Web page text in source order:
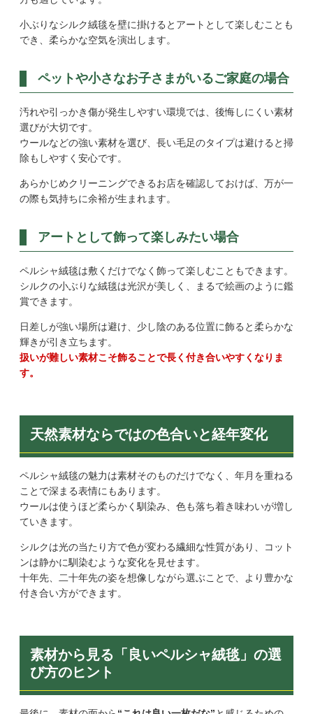
小ぶりなシルク絨毯を壁に掛けるとアートとして楽しむことも
でき、柔らかな空気を演出します。
ペットや小さなお子さまがいるご家庭の場合
汚れや引っかき傷が発生しやすい環境では、後悔しにくい素材
選びが大切です。
ウールなどの強い素材を選び、長い毛足のタイプは避けると掃
除もしやすく安心です。
あらかじめクリーニングできるお店を確認しておけば、万が一
の際も気持ちに余裕が生まれます。
アートとして飾って楽しみたい場合
ペルシャ絨毯は敷くだけでなく飾って楽しむこともできます。
シルクの小ぶりな絨毯は光沢が美しく、まるで絵画のように鑑
賞できます。
日差しが強い場所は避け、少し陰のある位置に飾ると柔らかな
輝きが引き立ちます。
扱いが難しい素材こそ飾ることで長く付き合いやすくなりま
す。
天然素材ならではの色合いと経年変化
ペルシャ絨毯の魅力は素材そのものだけでなく、年月を重ねる
ことで深まる表情にもあります。
ウールは使うほど柔らかく馴染み、色も落ち着き味わいが増し
ていきます。
シルクは光の当たり方で色が変わる繊細な性質があり、コット
ンは静かに馴染むような変化を見せます。
十年先、二十年先の姿を想像しながら選ぶことで、より豊かな
付き合い方ができます。
素材から見る「良いペルシャ絨毯」の選
び方のヒント